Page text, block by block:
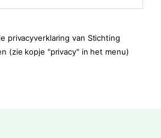
privacyverklaring van Stichting
(zie kopje "privacy" in het menu)